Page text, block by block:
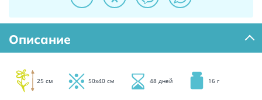
Описание
25 см 50х40 см 48 дней 16 г